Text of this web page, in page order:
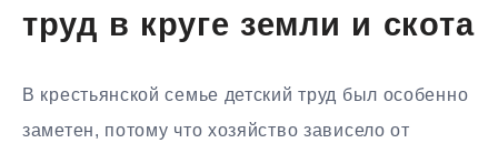
труд в круге земли и скота
В крестьянской семье детский труд был особенно
заметен, потому что хозяйство зависело от